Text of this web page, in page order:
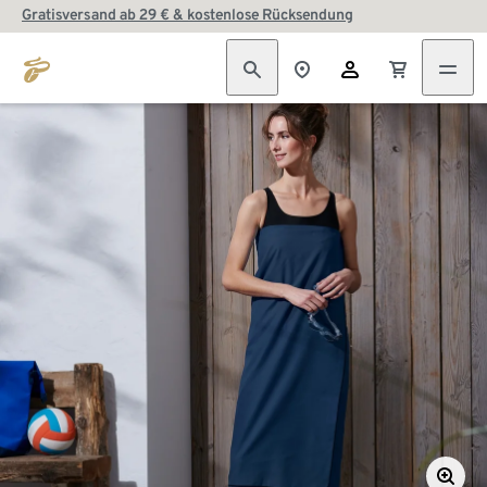
Gratisversand ab 29 € & kostenlose Rücksendung